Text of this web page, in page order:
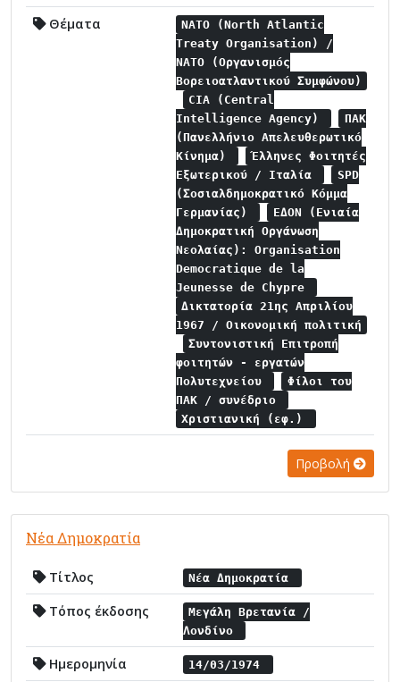
Θέματα
NATO (North Atlantic
Treaty Organisation) /
NATO (Οργανισμός
Βορειοατλαντικού Συμφώνου)
CIA (Central
Intelligence Agency)
ΠΑΚ
(Πανελλήνιο Απελευθερωτικό
Κίνημα)
Έλληνες Φοιτητές
Εξωτερικού / Ιταλία
SPD
(Σοσιαλδημοκρατικό Κόμμα
Γερμανίας)
ΕΔΟΝ (Ενιαία
Δημοκρατική Οργάνωση
Νεολαίας): Organisation
Democratique de la
Jeunesse de Chypre
Δικτατορία 21ης Απριλίου
1967 / Οικονομική πολιτική
Συντονιστική Επιτροπή
φοιτητών - εργατών
Πολυτεχνείου
Φίλοι του
ΠΑΚ / συνέδριο
Χριστιανική (εφ.)
Προβολή
Νέα Δημοκρατία
Τίτλος Νέα Δημοκρατία
Τόπος έκδοσης
Μεγάλη Βρετανία /
Λονδίνο
Ημερομηνία 14/03/1974